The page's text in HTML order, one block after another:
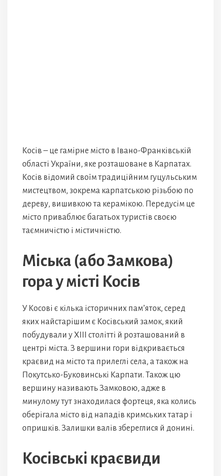
Косів – це гамірне місто в Івано-Франківській
області України, яке розташоване в Карпатах.
Косів відомий своїм традиційним гуцульським
мистецтвом, зокрема карпатською різьбою по
дереву, вишивкою та керамікою. Передусім це
місто приваблює багатьох туристів своєю
таємничістю і містичністю.
Міська (або Замкова)
гора у місті Косів
У Косові є кілька історичних пам’яток, серед
яких найстарішим є Косівський замок, який
побудували у XIII столітті й розташований в
центрі міста. З вершини гори відкривається
краєвид на місто та прилеглі села, а також на
Покутсько-Буковинські Карпати. Також цю
вершину називають Замковою, адже в
минулому тут знаходилася фортеця, яка колись
оберігала місто від нападів кримських татар і
опришків. Залишки валів збереглися й донині.
Косівські краєвиди